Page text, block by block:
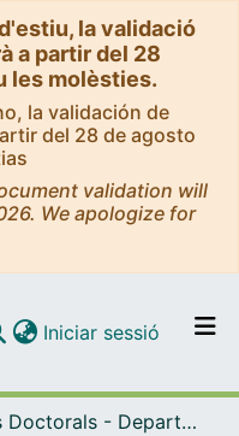
la validació
a partir del 28
les molèsties.
la validación de
del 28 de agosto
validation will
We apologize for
per tot el DD
Iniciar sessió (current)
Tesis Doctorals - Departament - Psicologia Evolutiva i de l'Educació